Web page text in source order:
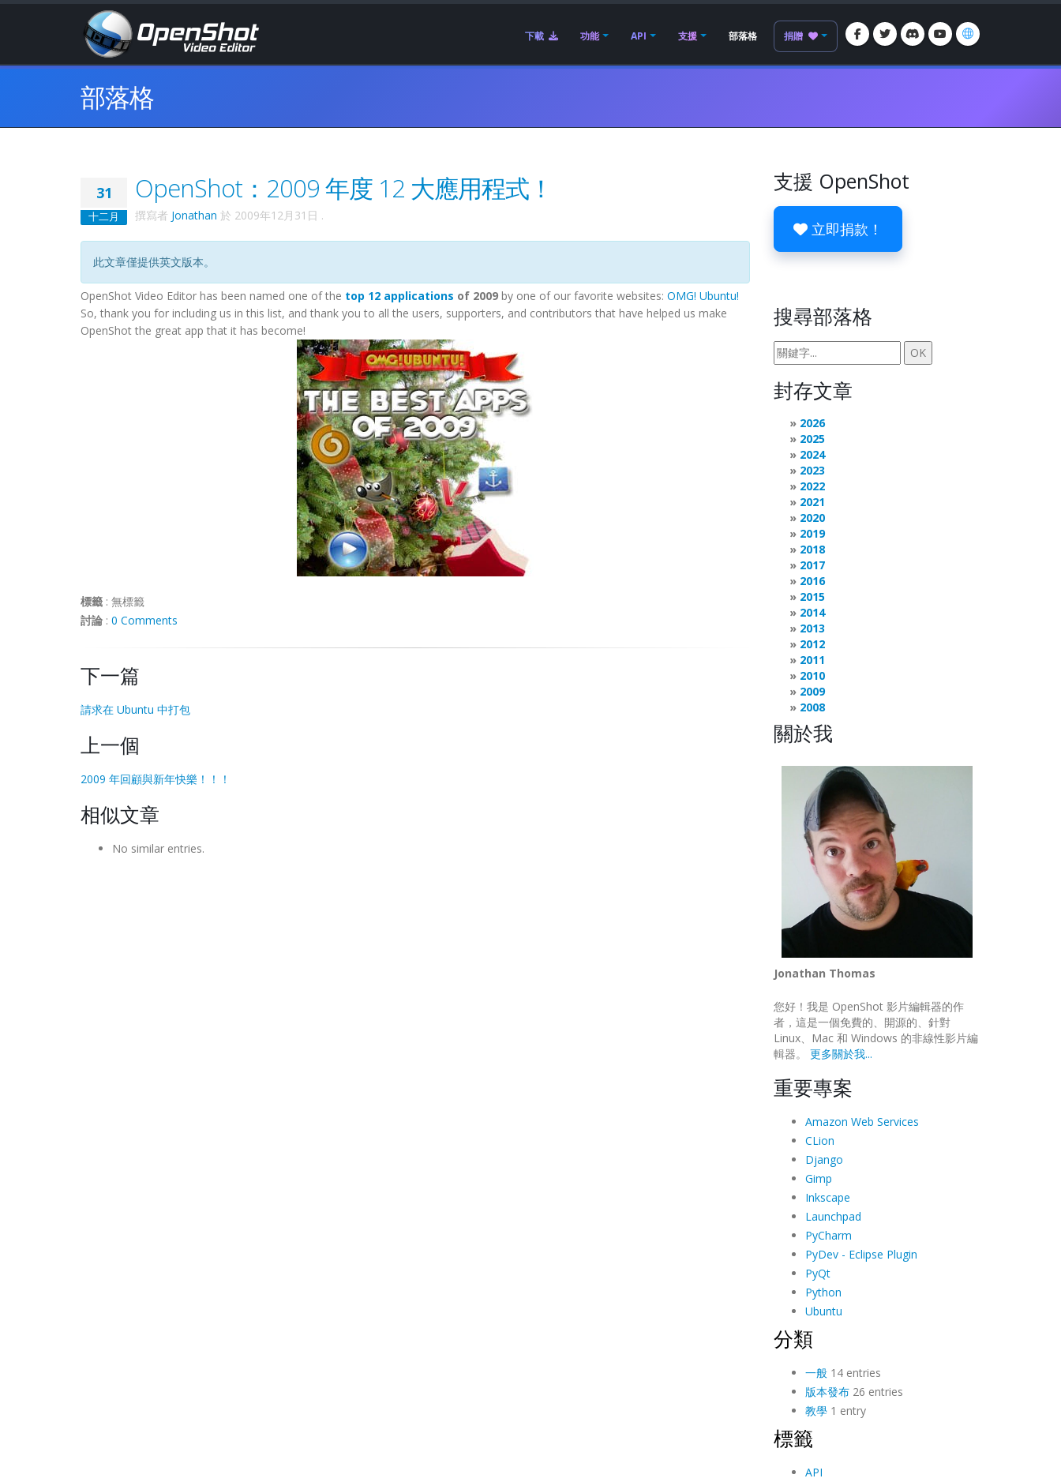
下載 功能 API 支援 部落格 捐贈
部落格
31
十二月
OpenShot：2009 年度 12 大應用程式！
撰寫者 Jonathan 於 2009年12月31日 .
此文章僅提供英文版本。
OpenShot Video Editor has been named one of the top 12 applications of 2009 by one of our favorite websites: OMG! Ubuntu!
So, thank you for including us in this list, and thank you to all the users, supporters, and contributors that have helped us make
OpenShot the great app that it has become!
標籤 : 無標籤
討論 : 0 Comments
下一篇
請求在 Ubuntu 中打包
上一個
2009 年回顧與新年快樂！！！
相似文章
No similar entries.
支援 OpenShot
立即捐款！
搜尋部落格
封存文章
2026
2025
2024
2023
2022
2021
2020
2019
2018
2017
2016
2015
2014
2013
2012
2011
2010
2009
2008
關於我
Jonathan Thomas
您好！我是 OpenShot 影片編輯器的作
者，這是一個免費的、開源的、針對
Linux、Mac 和 Windows 的非線性影片編
輯器。 更多關於我...
重要專案
Amazon Web Services
CLion
Django
Gimp
Inkscape
Launchpad
PyCharm
PyDev - Eclipse Plugin
PyQt
Python
Ubuntu
分類
一般14 entries
版本發布26 entries
教學1 entry
標籤
API